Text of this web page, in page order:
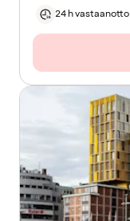
24 h vastaanotto